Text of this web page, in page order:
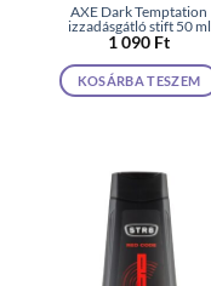
AXE Dark Temptation
izzadásgátló stift 50 ml
1 090 Ft
KOSÁRBA TESZEM